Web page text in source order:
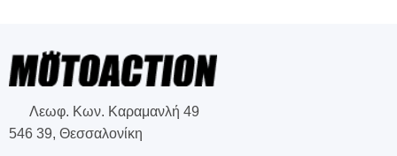
Λεωφ. Κων. Καραμανλή 49
546 39, Θεσσαλονίκη